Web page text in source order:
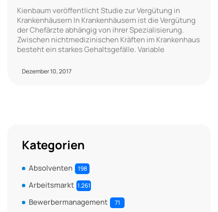
Kienbaum veröffentlicht Studie zur Vergütung in
Krankenhäusern In Krankenhäusern ist die Vergütung
der Chefärzte abhängig von ihrer Spezialisierung.
Zwischen nichtmedizinischen Kräften im Krankenhaus
besteht ein starkes Gehaltsgefälle. Variable
Dezember 10, 2017
Kategorien
Absolventen 198
Arbeitsmarkt 1.261
Bewerbermanagement 71